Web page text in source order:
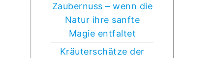
Zaubernuss – wenn die
Natur ihre sanfte
Magie entfaltet
Kräuterschätze der